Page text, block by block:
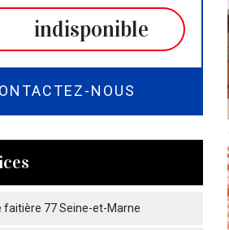
indisponible
NOUS
faitière 77 Seine-et-Marne